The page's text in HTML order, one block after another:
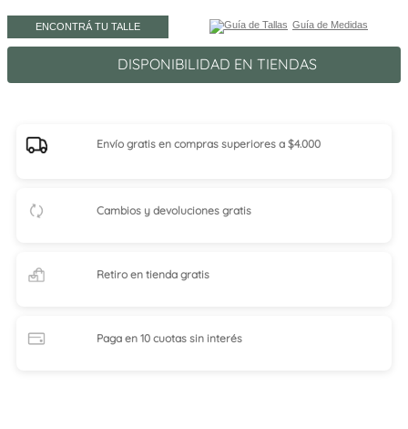
ENCONTRÁ TU TALLE Guía de Medidas
DISPONIBILIDAD EN TIENDAS
Envío gratis en compras superiores a $4.000
Cambios y devoluciones gratis
Retiro en tiendagratis
Paga en 10 cuotassin interés